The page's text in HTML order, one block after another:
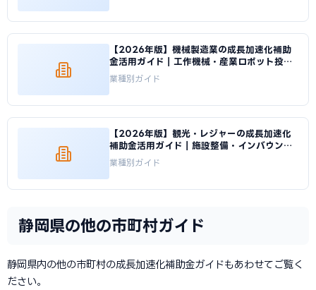
【2026年版】機械製造業の成長加速化補助
金活用ガイド｜工作機械・産業ロボット投資
の申請方法｜成長加速化補助金ナビ
業種別ガイド
【2026年版】観光・レジャーの成長加速化
補助金活用ガイド｜施設整備・インバウンド
投資の申請方法｜成長加速化補助金ナビ
業種別ガイド
静岡県の他の市町村ガイド
静岡県内の他の市町村の成長加速化補助金ガイドもあわせてご覧く
ださい。